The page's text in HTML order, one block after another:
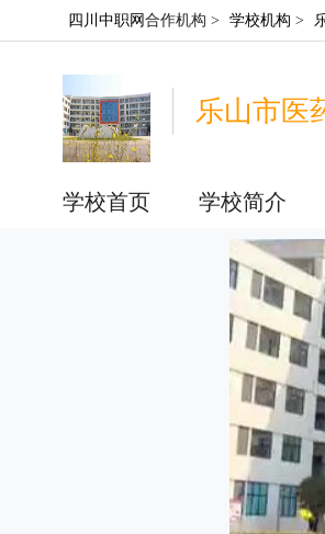
四川中职网 合作机构 > 学校机构 >
乐山市医
学校首页 学校简介